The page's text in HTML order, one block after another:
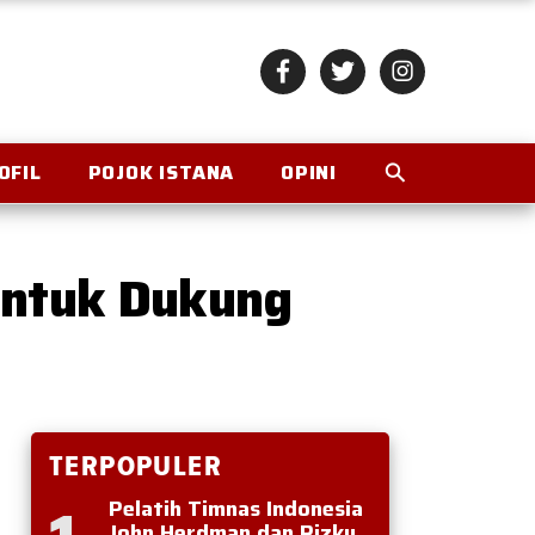
POJOK ISTANA OPINI
Dukung
TERPOPULER
Pelatih Timnas Indonesia